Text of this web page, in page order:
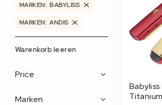
MARKEN BABYLISS
MARKEN ANDIS
Warenkorb leeren
Price
Marken